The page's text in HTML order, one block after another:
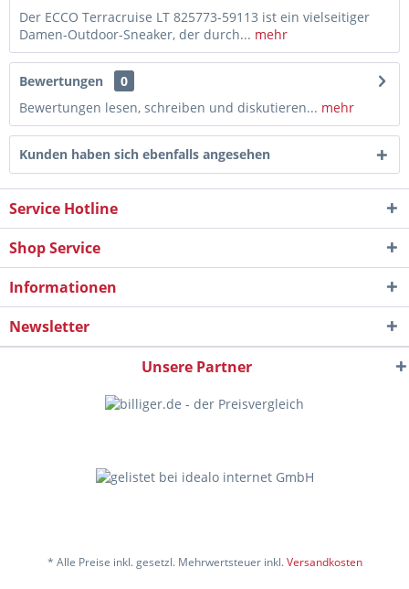
Der ECCO Terracruise LT 825773-59113 ist ein vielseitiger
Damen-Outdoor-Sneaker, der durch... mehr
Bewertungen
0
Bewertungen lesen, schreiben und diskutieren... mehr
Kunden haben sich ebenfalls angesehen
Service Hotline
Shop Service
Informationen
Newsletter
Unsere Partner
* Alle Preise inkl. gesetzl. Mehrwertsteuer inkl.Versandkosten